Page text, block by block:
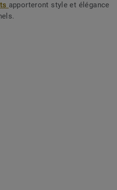
apporteront style et élégance